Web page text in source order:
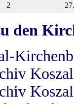
2
den